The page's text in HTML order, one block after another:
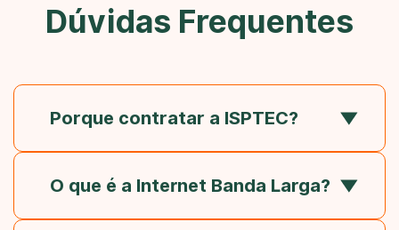
Dúvidas Frequentes
Porque contratar a ISPTEC?
O que é a Internet Banda Larga?